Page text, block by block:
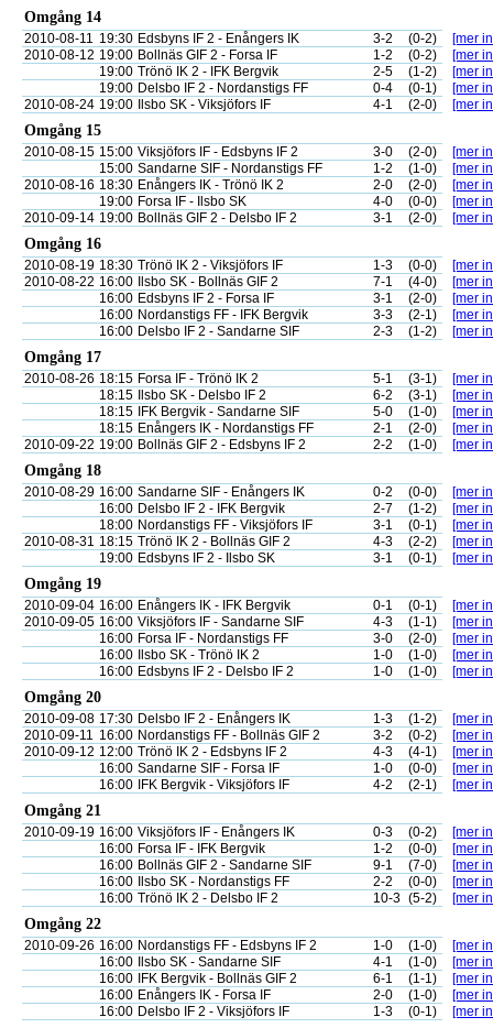
Omgång 14
2010-08-11 19:30 Edsbyns IF 2 - Enångers IK 3-2 (0-2)
[mer
2010-08-12 19:00 Bollnäs GIF 2 - Forsa IF 1-2 (0-2)
[mer
19:00 Trönö IK 2 - IFK Bergvik 2-5 (1-2)
[mer
19:00 Delsbo IF 2 - Nordanstigs FF 0-4 (0-1)
[mer
2010-08-24 19:00 Ilsbo SK - Viksjöfors IF 4-1 (2-0) [mer
Omgång 15
2010-08-15 15:00 Viksjöfors IF - Edsbyns IF 2 3-0 (2-0)
[mer
15:00 Sandarne SIF - Nordanstigs FF 1-2 (1-0)
[mer
2010-08-16 18:30 Enångers IK - Trönö IK 2 2-0 (2-0)
[mer
19:00 Forsa IF - Ilsbo SK 4-0 (0-0)
[mer
2010-09-14 19:00 Bollnäs GIF 2 - Delsbo IF 2 3-1 (2-0) [mer
Omgång 16
2010-08-19 18:30 Trönö IK 2 - Viksjöfors IF 1-3 (0-0)
[mer
2010-08-22 16:00 Ilsbo SK - Bollnäs GIF 2 7-1 (4-0)
[mer
16:00 Edsbyns IF 2 - Forsa IF 3-1 (2-0)
[mer
16:00 Nordanstigs FF - IFK Bergvik 3-3 (2-1)
[mer
16:00 Delsbo IF 2 - Sandarne SIF 2-3 (1-2) [mer
Omgång 17
2010-08-26 18:15 Forsa IF - Trönö IK 2 5-1 (3-1)
[mer
18:15
Ilsbo SK - Delsbo IF 2 6-2 (3-1)
[mer
18:15
IFK Bergvik - Sandarne SIF 5-0 (1-0)
[mer
18:15 Enångers IK - Nordanstigs FF 2-1 (2-0)
[mer
2010-09-22 19:00 Bollnäs GIF 2 - Edsbyns IF 2 2-2 (1-0) [mer
Omgång 18
2010-08-29 16:00 Sandarne SIF - Enångers IK 0-2 (0-0)
[mer
16:00 Delsbo IF 2 - IFK Bergvik 2-7 (1-2)
[mer
18:00 Nordanstigs FF - Viksjöfors IF 3-1 (0-1)
[mer
2010-08-31 18:15 Trönö IK 2 - Bollnäs GIF 2 4-3 (2-2)
[mer
19:00 Edsbyns IF 2 - Ilsbo SK 3-1 (0-1) [mer
Omgång 19
2010-09-04 16:00 Enångers IK - IFK Bergvik 0-1 (0-1)
[mer
2010-09-05 16:00 Viksjöfors IF - Sandarne SIF 4-3 (1-1)
[mer
16:00 Forsa IF - Nordanstigs FF 3-0 (2-0)
[mer
16:00
Ilsbo SK - Trönö IK 2 1-0 (1-0)
[mer
16:00 Edsbyns IF 2 - Delsbo IF 2 1-0 (1-0) [mer
Omgång 20
2010-09-08 17:30 Delsbo IF 2 - Enångers IK 1-3 (1-2)
[mer
2010-09-11 16:00 Nordanstigs FF - Bollnäs GIF 2 3-2 (0-2)
[mer
2010-09-12 12:00 Trönö IK 2 - Edsbyns IF 2 4-3 (4-1)
[mer
16:00 Sandarne SIF - Forsa IF 1-0 (0-0)
[mer
16:00
IFK Bergvik - Viksjöfors IF 4-2 (2-1) [mer
Omgång 21
2010-09-19 16:00 Viksjöfors IF - Enångers IK 0-3 (0-2)
[mer
16:00 Forsa IF - IFK Bergvik 1-2 (0-0)
[mer
16:00 Bollnäs GIF 2 - Sandarne SIF 9-1 (7-0)
[mer
16:00
Ilsbo SK - Nordanstigs FF 2-2 (0-0)
[mer
16:00 Trönö IK 2 - Delsbo IF 2 10-3 (5-2) [mer
Omgång 22
2010-09-26 16:00 Nordanstigs FF - Edsbyns IF 2 1-0 (1-0)
[mer
16:00
Ilsbo SK - Sandarne SIF 4-1 (1-0)
[mer
16:00
IFK Bergvik - Bollnäs GIF 2 6-1 (1-1)
[mer
16:00 Enångers IK - Forsa IF 2-0 (1-0)
[mer
16:00 Delsbo IF 2 - Viksjöfors IF 1-3 (0-1) [mer